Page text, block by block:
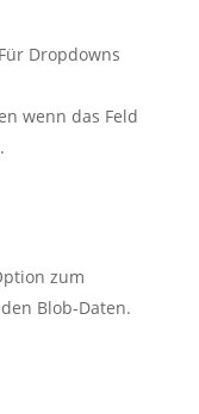
Für Dropdowns
wenn das Feld
zum
Blob-Daten.